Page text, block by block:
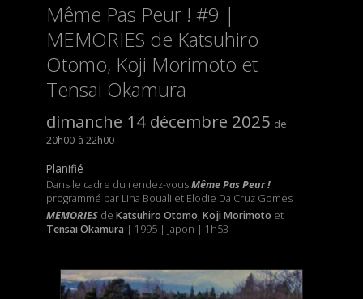
Même Pas Peur ! #9 |
MEMORIES de Katsuhiro
Otomo, Koji Morimoto et
Tensai Okamura
dimanche 14 décembre 2025
20h00 22h00
Planifié
Dans le cadre du rendez-vousMême Pas Peur !
programmé par Lina Bouali et Elodie Da Cruz Gomes
MEMORIES de Katsuhiro Otomo, Koji Morimoto et
Tensai Okamura | 1995 | Japon | 1h53